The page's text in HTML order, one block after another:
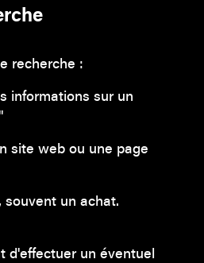
recherche :
informations sur un
site web ou une page
un achat.
d'effectuer un éventuel